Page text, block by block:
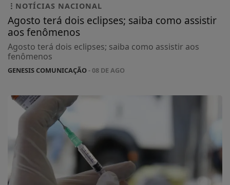
NOTÍCIAS NACIONAL
Agosto terá dois eclipses; saiba como assistir
aos fenômenos
Agosto terá dois eclipses; saiba como assistir aos
fenômenos
GENESIS COMUNICAÇÃO- 08 DE AGO